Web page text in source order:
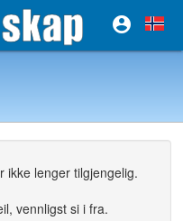

ikke lenger tilgjengelig.
vennligst si i fra.